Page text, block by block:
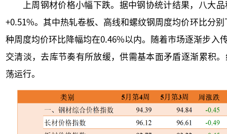
上周钢材价格小幅下跌。据中钢协统计结果，八大
+0.51%。其中热轧卷板、高线和螺纹钢周度均价环比分
种周度均价环比降幅均在0.46%以内。随着市场逐渐步入
交清淡，去库节奏有所放缓，供需基本面矛盾逐渐累积
荡运行。